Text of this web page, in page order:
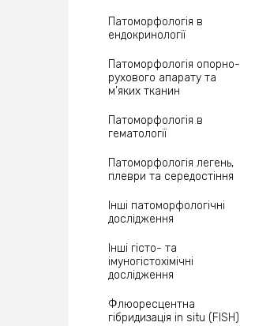
Патоморфологія в
ендокринології
Патоморфологія опорно-
рухового апарату та
м’яких тканин
Патоморфологія в
гематології
Патоморфологія легень,
плеври та середостіння
Інші патоморфологічні
дослідження
Інші гісто- та
імуногістохімічні
дослідження
Флюоресцентна
гібридизація in situ (FISH)